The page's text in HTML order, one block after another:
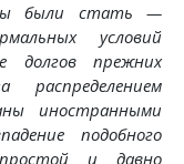
были стать —
условий
долгов прежних
иностранными
подобного
и давно